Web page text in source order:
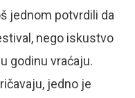
jednom potvrdili da
nego iskustvo
godinu vraćaju.
jedno je